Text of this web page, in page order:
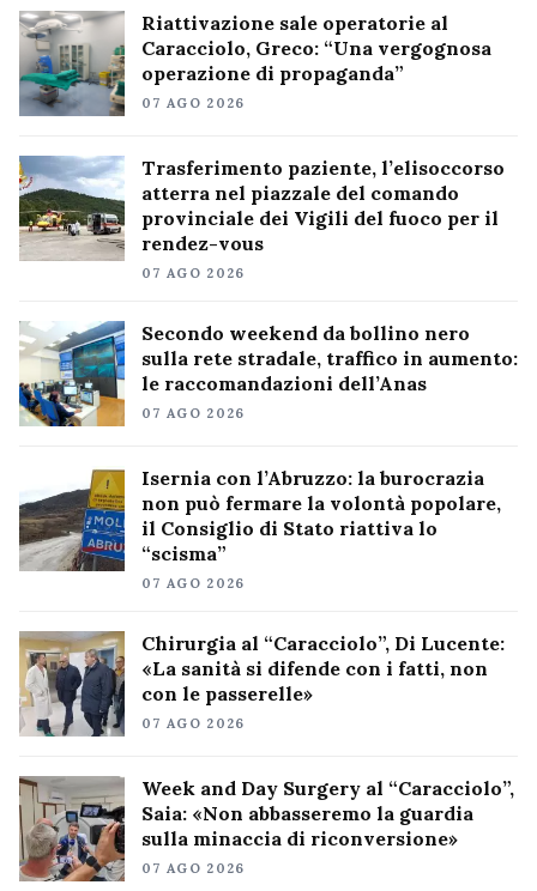
Riattivazione sale operatorie al
Caracciolo, Greco: “Una vergognosa
operazione di propaganda”
07 AGO 2026
Trasferimento paziente, l’elisoccorso
atterra nel piazzale del comando
provinciale dei Vigili del fuoco per il
rendez-vous
07 AGO 2026
Secondo weekend da bollino nero
sulla rete stradale, traffico in aumento:
le raccomandazioni dell’Anas
07 AGO 2026
Isernia con l’Abruzzo: la burocrazia
non può fermare la volontà popolare,
il Consiglio di Stato riattiva lo
“scisma”
07 AGO 2026
Chirurgia al “Caracciolo”, Di Lucente:
«La sanità si difende con i fatti, non
con le passerelle»
07 AGO 2026
Week and Day Surgery al “Caracciolo”,
Saia: «Non abbasseremo la guardia
sulla minaccia di riconversione»
07 AGO 2026